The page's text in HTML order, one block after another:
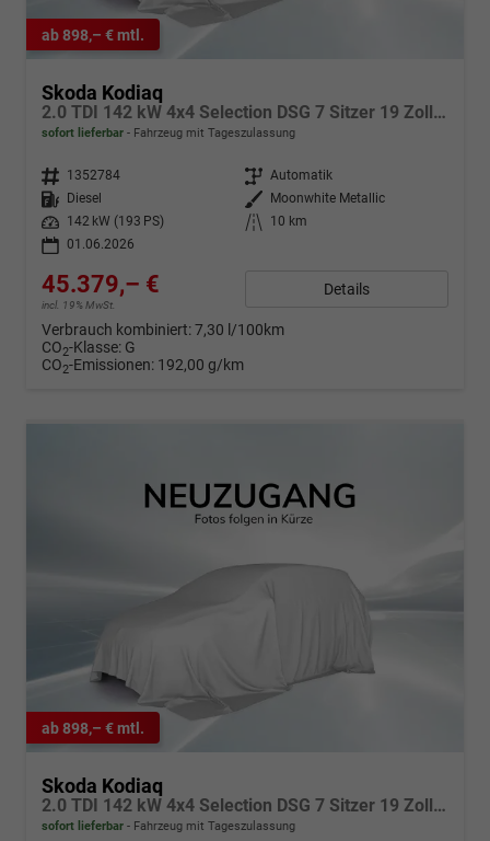
ab 898,– € mtl.
Skoda Kodiaq
2.0 TDI 142 kW 4x4 Selection DSG 7 Sitzer 19 Zoll AHK el. HK
sofort lieferbar Fahrzeug mit Tageszulassung
Fahrzeugnr. 1352784 Getriebe Automatik
Kraftstoff
Diesel Außenfarbe
Moonwhite Metallic
Leistung
142 kW (193 PS) Kilometerstand
10 km
01.06.2026
45.379,– €
incl. 19% MwSt.
Details
Verbrauch kombiniert:7,30 l/100km
CO2-Klasse: G
CO2-Emissionen: 192,00 g/km
ab 898,– € mtl.
Skoda Kodiaq
2.0 TDI 142 kW 4x4 Selection DSG 7 Sitzer 19 Zoll AHK el. HK
sofort lieferbar Fahrzeug mit Tageszulassung